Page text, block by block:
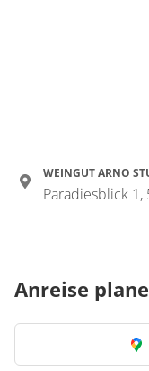
WEINGUT ARNO
Paradiesblick 1,
Anreise